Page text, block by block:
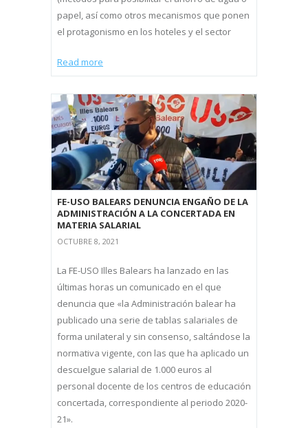
papel, así como otros mecanismos que ponen
el protagonismo en los hoteles y el sector
Read more
FE-USO BALEARS DENUNCIA ENGAÑO DE LA
ADMINISTRACIÓN A LA CONCERTADA EN
MATERIA SALARIAL
OCTUBRE 8, 2021
La FE-USO Illes Balears ha lanzado en las
últimas horas un comunicado en el que
denuncia que «la Administración balear ha
publicado una serie de tablas salariales de
forma unilateral y sin consenso, saltándose la
normativa vigente, con las que ha aplicado un
descuelgue salarial de 1.000 euros al
personal docente de los centros de educación
concertada, correspondiente al periodo 2020-
21».